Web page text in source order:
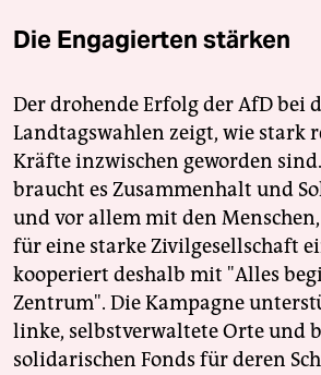
Die Engagierten stärken
Der drohende Erfolg der AfD bei
Landtagswahlen zeigt, wie stark
Kräfte inzwischen geworden
braucht es Zusammenhalt und
und vor allem mit den
für eine starke Zivilgesellschaft
kooperiert deshalb mit "Alles
Zentrum". Die Kampagne
linke, selbstverwaltete Orte und
solidarischen Fonds für deren